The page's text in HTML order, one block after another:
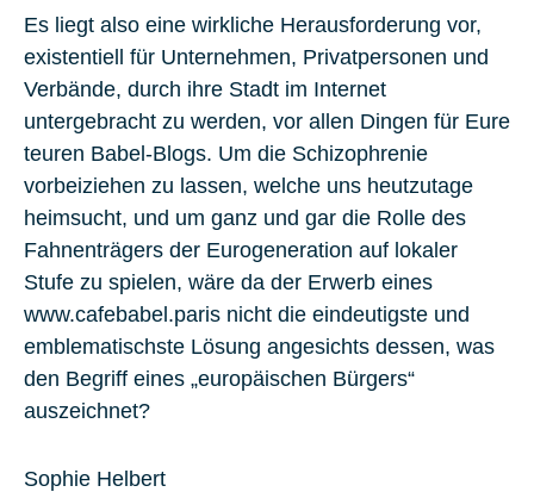
Es liegt also eine wirkliche Herausforderung vor,
existentiell für Unternehmen, Privatpersonen und
Verbände, durch ihre Stadt im Internet
untergebracht zu werden, vor allen Dingen für Eure
teuren Babel-Blogs. Um die Schizophrenie
vorbeiziehen zu lassen, welche uns heutzutage
heimsucht, und um ganz und gar die Rolle des
Fahnenträgers der Eurogeneration auf lokaler
Stufe zu spielen, wäre da der Erwerb eines
www.cafebabel.paris nicht die eindeutigste und
emblematischste Lösung angesichts dessen, was
den Begriff eines „europäischen Bürgers“
auszeichnet?
Sophie Helbert